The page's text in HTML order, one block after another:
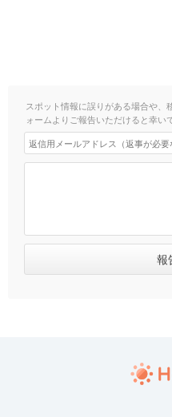
スポット情報に誤りがある場合や
ォームよりご報告いただけると幸いで